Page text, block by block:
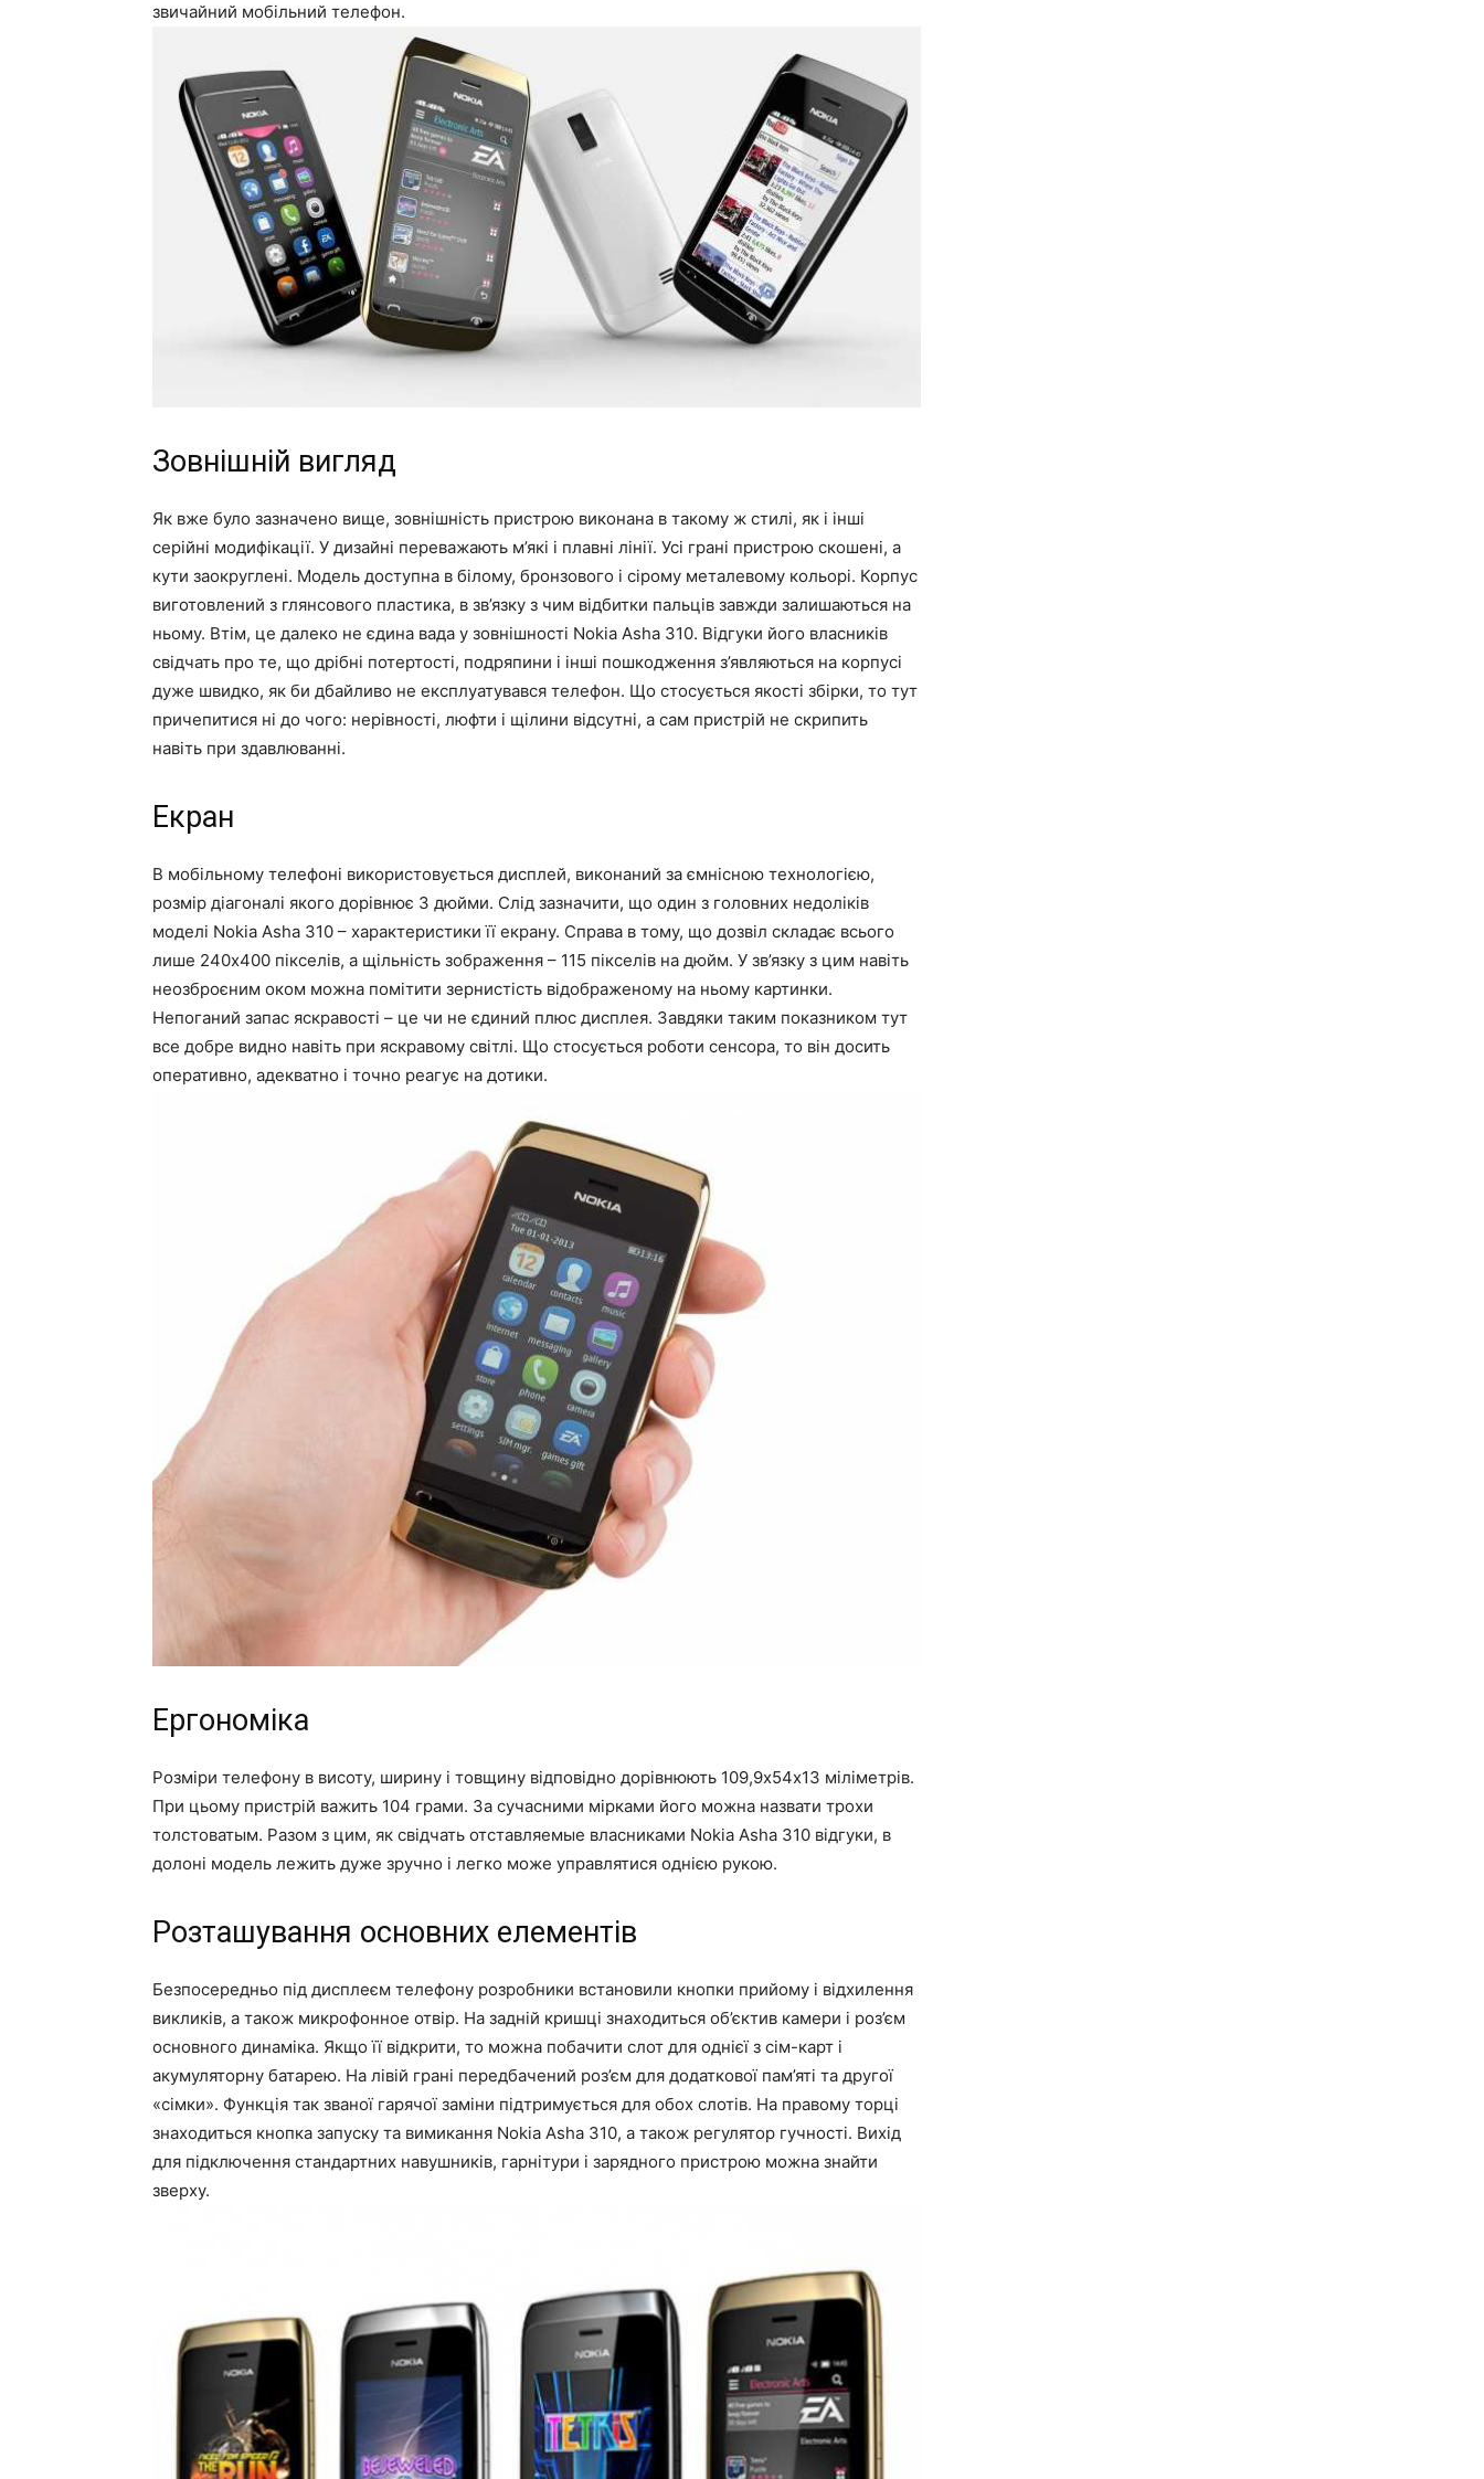
звичайний мобільний телефон.
Зовнішній вигляд
Як вже було зазначено вище, зовнішність пристрою виконана в такому ж стилі, як і інші
серійні модифікації. У дизайні переважають м’які і плавні лінії. Усі грані пристрою скошені, а
кути заокруглені. Модель доступна в білому, бронзового і сірому металевому кольорі. Корпус
виготовлений з глянсового пластика, в зв’язку з чим відбитки пальців завжди залишаються на
ньому. Втім, це далеко не єдина вада у зовнішності Nokia Asha 310. Відгуки його власників
свідчать про те, що дрібні потертості, подряпини і інші пошкодження з’являються на корпусі
дуже швидко, як би дбайливо не експлуатувався телефон. Що стосується якості збірки, то тут
причепитися ні до чого: нерівності, люфти і щілини відсутні, а сам пристрій не скрипить
навіть при здавлюванні.
Екран
В мобільному телефоні використовується дисплей, виконаний за ємнісною технологією,
розмір діагоналі якого дорівнює 3 дюйми. Слід зазначити, що один з головних недоліків
моделі Nokia Asha 310 – характеристики її екрану. Справа в тому, що дозвіл складає всього
лише 240х400 пікселів, а щільність зображення – 115 пікселів на дюйм. У зв’язку з цим навіть
неозброєним оком можна помітити зернистість відображеному на ньому картинки.
Непоганий запас яскравості – це чи не єдиний плюс дисплея. Завдяки таким показником тут
все добре видно навіть при яскравому світлі. Що стосується роботи сенсора, то він досить
оперативно, адекватно і точно реагує на дотики.
Ергономіка
Розміри телефону в висоту, ширину і товщину відповідно дорівнюють 109,9х54х13 міліметрів.
При цьому пристрій важить 104 грами. За сучасними мірками його можна назвати трохи
толстоватым. Разом з цим, як свідчать отставляемые власниками Nokia Asha 310 відгуки, в
долоні модель лежить дуже зручно і легко може управлятися однією рукою.
Розташування основних елементів
Безпосередньо під дисплеєм телефону розробники встановили кнопки прийому і відхилення
викликів, а також микрофонное отвір. На задній кришці знаходиться об’єктив камери і роз’єм
основного динаміка. Якщо її відкрити, то можна побачити слот для однієї з сім-карт і
акумуляторну батарею. На лівій грані передбачений роз’єм для додаткової пам’яті та другої
«сімки». Функція так званої гарячої заміни підтримується для обох слотів. На правому торці
знаходиться кнопка запуску та вимикання Nokia Asha 310, а також регулятор гучності. Вихід
для підключення стандартних навушників, гарнітури і зарядного пристрою можна знайти
зверху.